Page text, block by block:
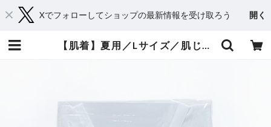
Xでフォローしてショップの最新情報を受け取ろう 開く
【肌着】夏用／Lサイズ／肌じゅばん／麻／麻わた／女性 | 黒田呉服店 ー和の源流を求めてー ｜着物｜浴衣｜帯｜和雑貨｜